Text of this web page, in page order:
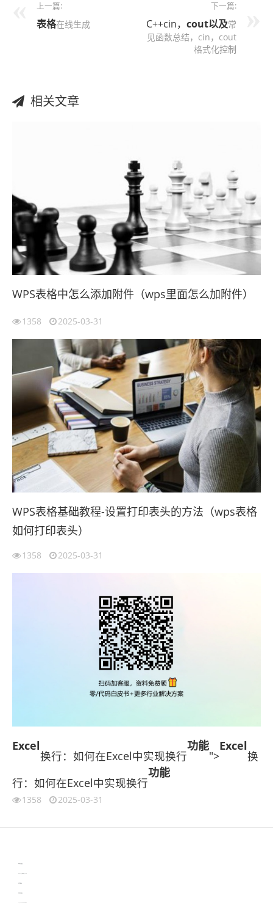
上一篇:
表格在线生成
下一篇:
C++cin， cout以及常
见函数总结，cin，cout
格式化控制
相关文章
WPS表格中怎么添加附件（wps里面怎么加附件）
1358 2025-03-31
WPS表格基础教程-设置打印表头的方法（wps表格
如何打印表头）
1358 2025-03-31
Excel
换行：如何在Excel中实现换行
功能
">
Excel
换
行：如何在Excel中实现换行
功能
1358 2025-03-31